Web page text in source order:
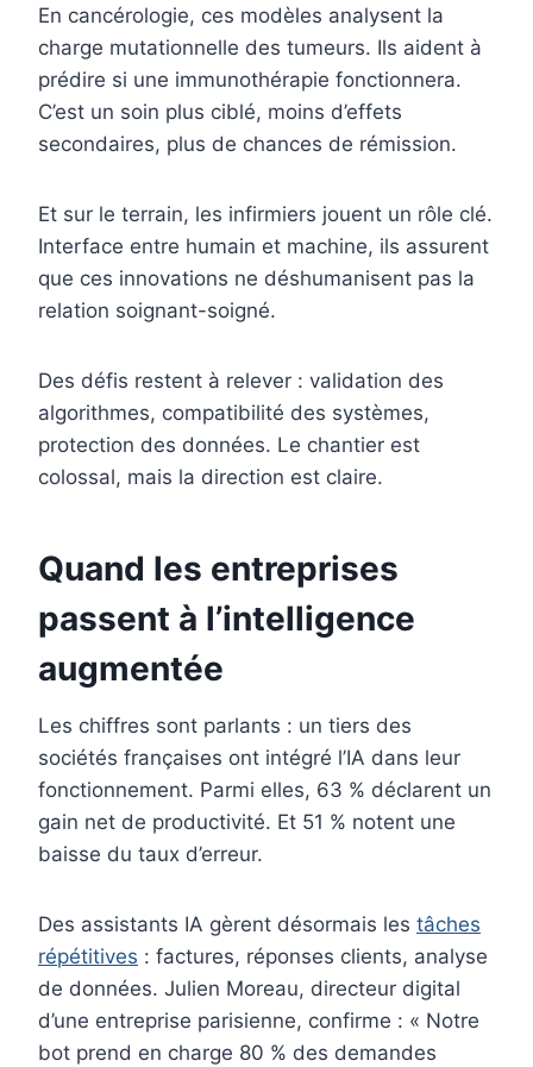
En cancérologie, ces modèles analysent la
charge mutationnelle des tumeurs. Ils aident à
prédire si une immunothérapie fonctionnera.
C’est un soin plus ciblé, moins d’effets
secondaires, plus de chances de rémission.
Et sur le terrain, les infirmiers jouent un rôle clé.
Interface entre humain et machine, ils assurent
que ces innovations ne déshumanisent pas la
relation soignant-soigné.
Des défis restent à relever : validation des
algorithmes, compatibilité des systèmes,
protection des données. Le chantier est
colossal, mais la direction est claire.
Quand les entreprises
passent à l’intelligence
augmentée
Les chiffres sont parlants : un tiers des
sociétés françaises ont intégré l’IA dans leur
fonctionnement. Parmi elles, 63 % déclarent un
gain net de productivité. Et 51 % notent une
baisse du taux d’erreur.
Des assistants IA gèrent désormais les tâches
répétitives : factures, réponses clients, analyse
de données. Julien Moreau, directeur digital
d’une entreprise parisienne, confirme : « Notre
bot prend en charge 80 % des demandes